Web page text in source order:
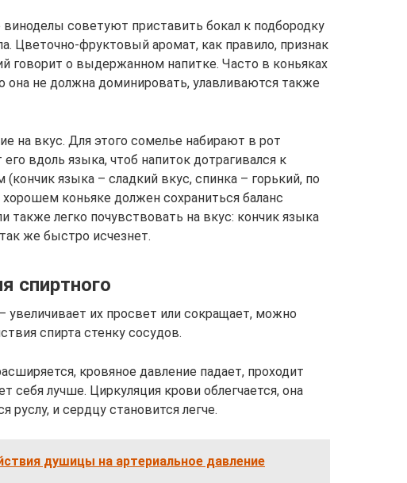
виноделы советуют приставить бокал к подбородку
Цветочно-фруктовый аромат, как правило, признак
говорит о выдержанном напитке. Часто в коньяках
она не должна доминировать, улавливаются также
на вкус. Для этого сомелье набирают в рот
вдоль языка, чтоб напиток дотрагивался к
языка – сладкий вкус, спинка – горький, по
коньяке должен сохраниться баланс
также легко почувствовать на вкус: кончик языка
же быстро исчезнет.
спиртного
увеличивает их просвет или сокращает, можно
спирта стенку сосудов.
кровяное давление падает, проходит
себя лучше. Циркуляция крови облегчается, она
и сердцу становится легче.
душицы на артериальное давление